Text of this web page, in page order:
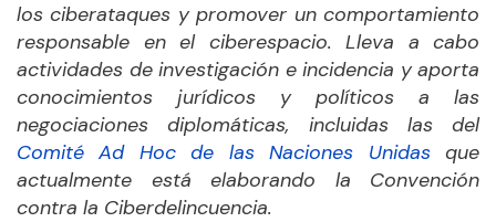
los ciberataques ypromover un comportamiento
responsable en el ciberespacio. Lleva a cabo
actividades de investigación e incidencia y aporta
conocimientos jurídicos y políticos a las
negociaciones diplomáticas, incluidas las del
Comité Ad Hoc de las Naciones Unidasque
actualmente está elaborando la Convención
contra la Ciberdelincuencia.